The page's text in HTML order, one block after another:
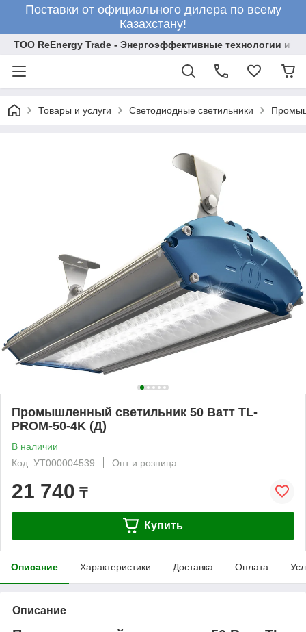
Поставки от официального дилера по всему
Казахстану!
ТОО ReEnergy Trade - Энергоэффективные технологии и
Товары и услуги Светодиодные светильники
Промышленный светильник 50 Ватт TL-
PROM-50-4K (Д)
В наличии
Код: УТ000004539
Опт и розница
21 740 ₸
Купить
Описание Характеристики Доставка Оплата
Описание